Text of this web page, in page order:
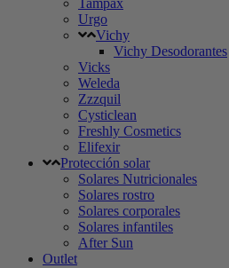
Tampax
Urgo
Vichy
Vichy Desodorantes
Vicks
Weleda
Zzzquil
Cysticlean
Freshly Cosmetics
Elifexir
Protección solar
Solares Nutricionales
Solares rostro
Solares corporales
Solares infantiles
After Sun
Outlet